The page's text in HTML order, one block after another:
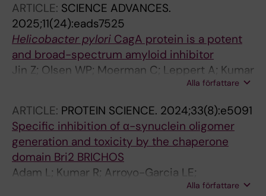
Abelein A
ARTICLE: SCIENCE ADVANCES.
2025;11(24):eads7525
Helicobacter pylori CagA protein is a potent
and broad-spectrum amyloid inhibitor
Jin Z; Olsen WP; Moerman C; Leppert A; Kumar
R; Mollebjerg A; Nielsen LG; Moshynets OV;
Frasinyuk MS; Elosua JY; Ferreira D; Abelein A;
Landreh M; Knight SD; Johansson J; Otzen DE;
Chen G
Alla författare
ARTICLE: PROTEIN SCIENCE. 2024;33(8):e5091
Specific inhibition of α-synuclein oligomer
generation and toxicity by the chaperone
domain Bri2 BRICHOS
Adam L; Kumar R; Arroyo-Garcia LE;
Molenkamp WH; Nowak JS; Klute H; Farzadfard
Alla författare